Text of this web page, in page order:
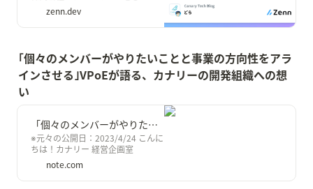
りますどらです。暑い日が続きます
が🌞 みなさんいかがお過ごしでし
ょうか。
zenn.dev
｢個々のメンバーがやりたいことと事業の方向性をアラ
インさせる｣VPoEが語る、カナリーの開発組織への想
い
「個々のメンバーがやりたいことと事業の方向性をアラインさせる」VPoEが語る、カナリーの開発組織への想い｜株式会社カナリー
※元々の公開日：2023/4/24 こんに
ちは！カナリー 経営企画室
HR&amp;Culture統括 / 採用責任者
の眞砂です。 カナリーは、【もっ
といい「当たり前」をつくる】を
note.com